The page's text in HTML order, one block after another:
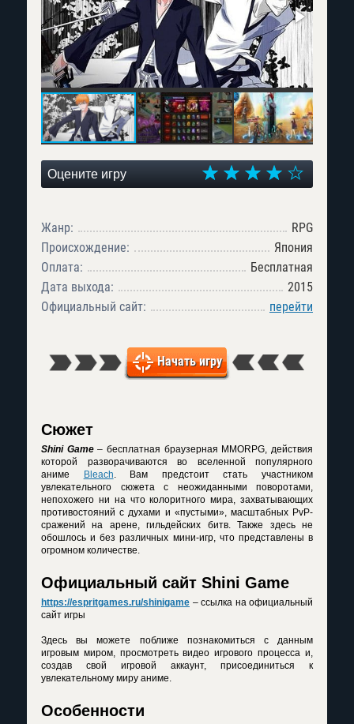
Оцените игру
Жанр:
RPG
Происхождение:
Япония
Оплата:
Бесплатная
Дата выхода:
2015
Официальный сайт:
перейти
Начать игру
Сюжет
Shini Game– бесплатная браузерная MMORPG, действия
которой разворачиваются во вселенной популярного
аниме
Bleach. Вам предстоит стать участником
увлекательного сюжета с неожиданными поворотами,
непохожего ни на что колоритного мира, захватывающих
противостояний с духами и «пустыми», масштабных PvP-
сражений на арене, гильдейских битв. Также здесь не
обошлось и без различных мини-игр, что представлены в
огромном количестве.
Официальный сайт Shini Game
https://espritgames.ru/shinigame – ссылка на официальный
сайт игры
Здесь вы можете поближе познакомиться с данным
игровым миром, просмотреть видео игрового процесса и,
создав свой игровой аккаунт, присоединиться к
увлекательному миру аниме.
Особенности